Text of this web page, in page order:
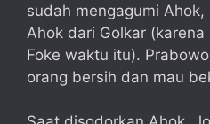
sudah mengagumi
Ahok dari Golkar
Foke waktu itu).
orang bersih dan mau